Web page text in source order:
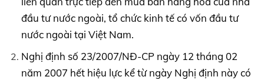
đầu tư nước ngoài, tổ chức kinh tế có vốn đầu tư
nước ngoài tại Việt Nam.
Nghị định số 23/2007/NĐ-CP ngày 12 tháng 02
năm 2007 hết hiệu lực kể từ ngày Nghị định này có